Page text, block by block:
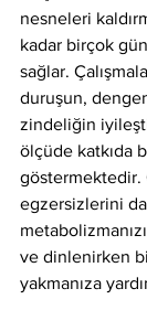
nesneleri
kadar birçok
sağlar.
duruşun,
zindeliğin
ölçüde katkıda
göstermektedir.
egzersizlerini
ve dinlenirken
yakmanıza